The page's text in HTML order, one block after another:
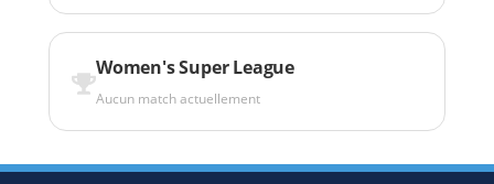
Women's Super League
Aucun match actuellement